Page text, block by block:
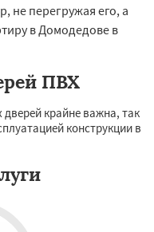
не перегружая его, а
в Домодедове в
ПВХ
крайне важна, так
конструкции в